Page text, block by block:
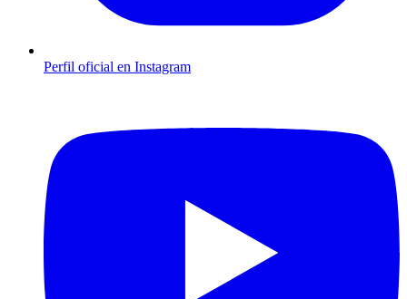
Perfil oficial en Instagram